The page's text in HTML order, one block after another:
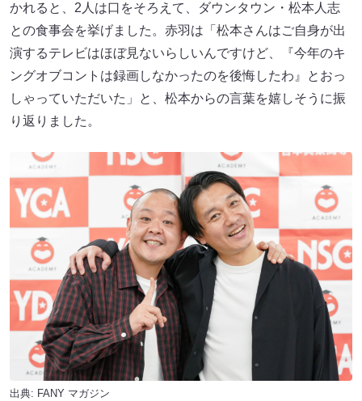
かれると、2人は口をそろえて、ダウンタウン・松本人志
との食事会を挙げました。赤羽は「松本さんはご自身が出
演するテレビはほぼ見ないらしいんですけど、『今年のキ
ングオブコントは録画しなかったのを後悔したわ』とおっ
しゃっていただいた」と、松本からの言葉を嬉しそうに振
り返りました。
出典: FANY マガジン